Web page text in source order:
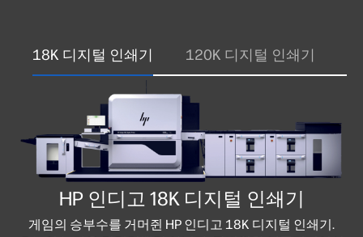
18K 디지털 인쇄기 120K 디지털 인쇄기
HP 인디고 18K 디지털 인쇄기
게임의 승부수를 거머쥔 HP 인디고 18K 디지털 인쇄기.